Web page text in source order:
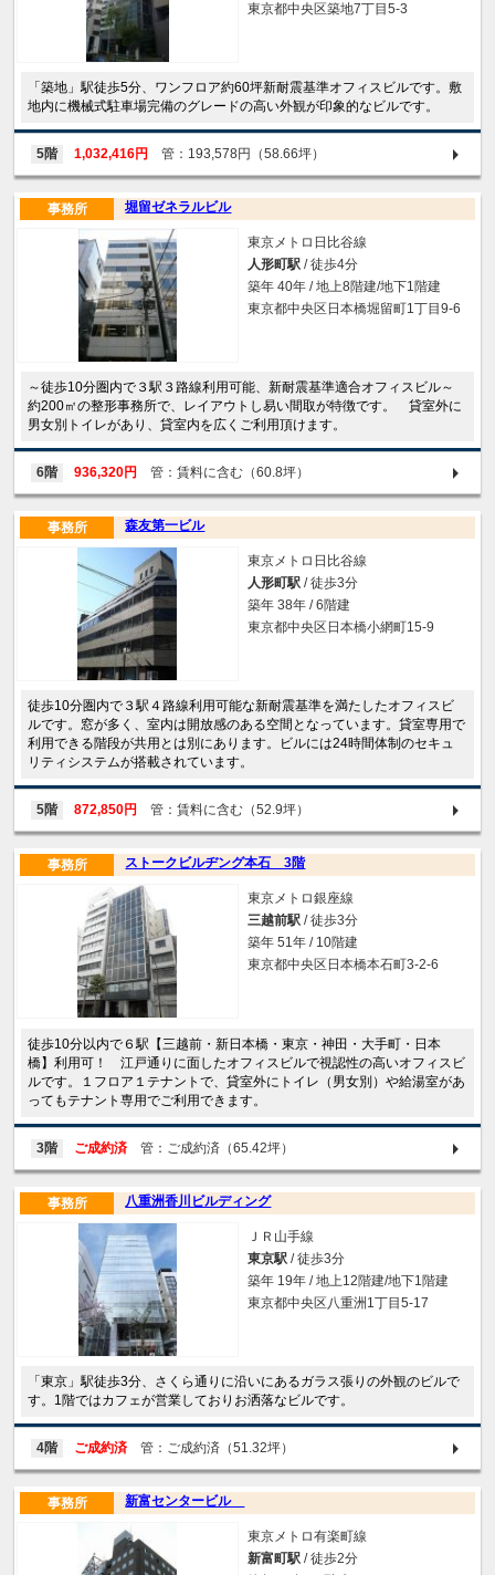
東京都中央区築地7丁目5-3
「築地」駅徒歩5分、ワンフロア約60坪新耐震基準オフィスビルです。敷
地内に機械式駐車場完備のグレードの高い外観が印象的なビルです。
5階 1,032,416円 管：193,578円（58.66坪）
堀留ゼネラルビル
事務所
東京メトロ日比谷線
人形町駅 / 徒歩4分
築年 40年 / 地上8階建/地下1階建
東京都中央区日本橋堀留町1丁目9-6
～徒歩10分圏内で３駅３路線利用可能、新耐震基準適合オフィスビル～
約200㎡の整形事務所で、レイアウトし易い間取が特徴です。 貸室外に
男女別トイレがあり、貸室内を広くご利用頂けます。
6階 936,320円 管：賃料に含む（60.8坪）
森友第一ビル
事務所
東京メトロ日比谷線
人形町駅 / 徒歩3分
築年 38年 / 6階建
東京都中央区日本橋小網町15-9
徒歩10分圏内で３駅４路線利用可能な新耐震基準を満たしたオフィスビ
ルです。窓が多く、室内は開放感のある空間となっています。貸室専用で
利用できる階段が共用とは別にあります。ビルには24時間体制のセキュ
リティシステムが搭載されています。
5階 872,850円 管：賃料に含む（52.9坪）
ストークビルヂング本石 3階
事務所
東京メトロ銀座線
三越前駅 / 徒歩3分
築年 51年 / 10階建
東京都中央区日本橋本石町3-2-6
徒歩10分以内で６駅【三越前・新日本橋・東京・神田・大手町・日本
橋】利用可！ 江戸通りに面したオフィスビルで視認性の高いオフィスビ
ルです。１フロア１テナントで、貸室外にトイレ（男女別）や給湯室があ
ってもテナント専用でご利用できます。
3階 ご成約済 管：ご成約済（65.42坪）
八重洲香川ビルディング
事務所
ＪＲ山手線
東京駅 / 徒歩3分
築年 19年 / 地上12階建/地下1階建
東京都中央区八重洲1丁目5-17
「東京」駅徒歩3分、さくら通りに沿いにあるガラス張りの外観のビルで
す。1階ではカフェが営業しておりお洒落なビルです。
4階 ご成約済 管：ご成約済（51.32坪）
新富センタービル
事務所
東京メトロ有楽町線
新富町駅 / 徒歩2分